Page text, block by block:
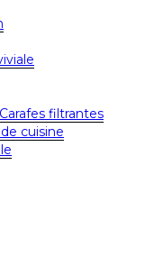
filtrantes
cuisine